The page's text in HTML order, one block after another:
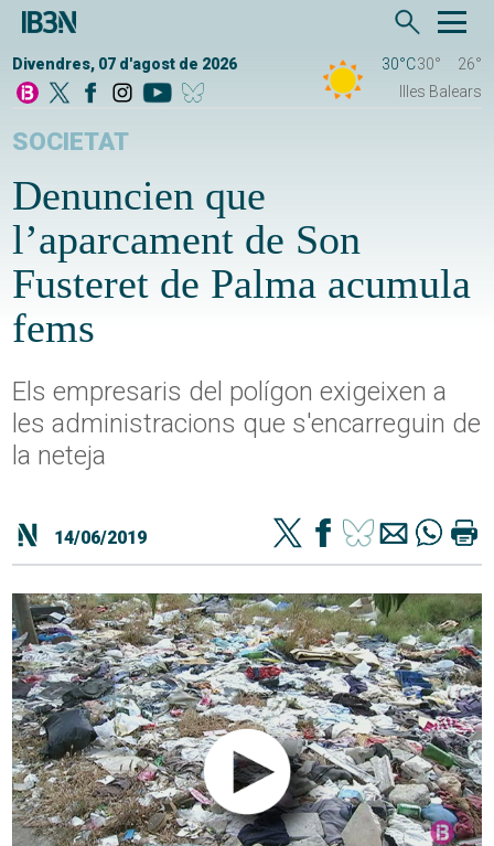
Divendres, 07 d'agost de 2026 30°C30°
26°
Illes Balears
SOCIETAT
Denuncien que
l’aparcament de Son
Fusteret de Palma acumula
fems
Els empresaris del polígon exigeixen a
les administracions que s'encarreguin de
la neteja
14/06/2019